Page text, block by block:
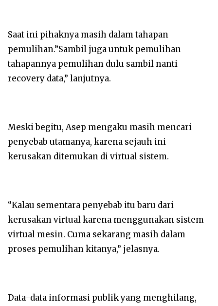
Saat ini pihaknya masih dalam tahapan
pemulihan.”Sambil juga untuk pemulihan
tahapannya pemulihan dulu sambil nanti
recovery data,” lanjutnya.
Meski begitu, Asep mengaku masih mencari
penyebab utamanya, karena sejauh ini
kerusakan ditemukan di virtual sistem.
“Kalau sementara penyebab itu baru dari
kerusakan virtual karena menggunakan sistem
virtual mesin. Cuma sekarang masih dalam
proses pemulihan kitanya,” jelasnya.
Data-data informasi publik yang menghilang,